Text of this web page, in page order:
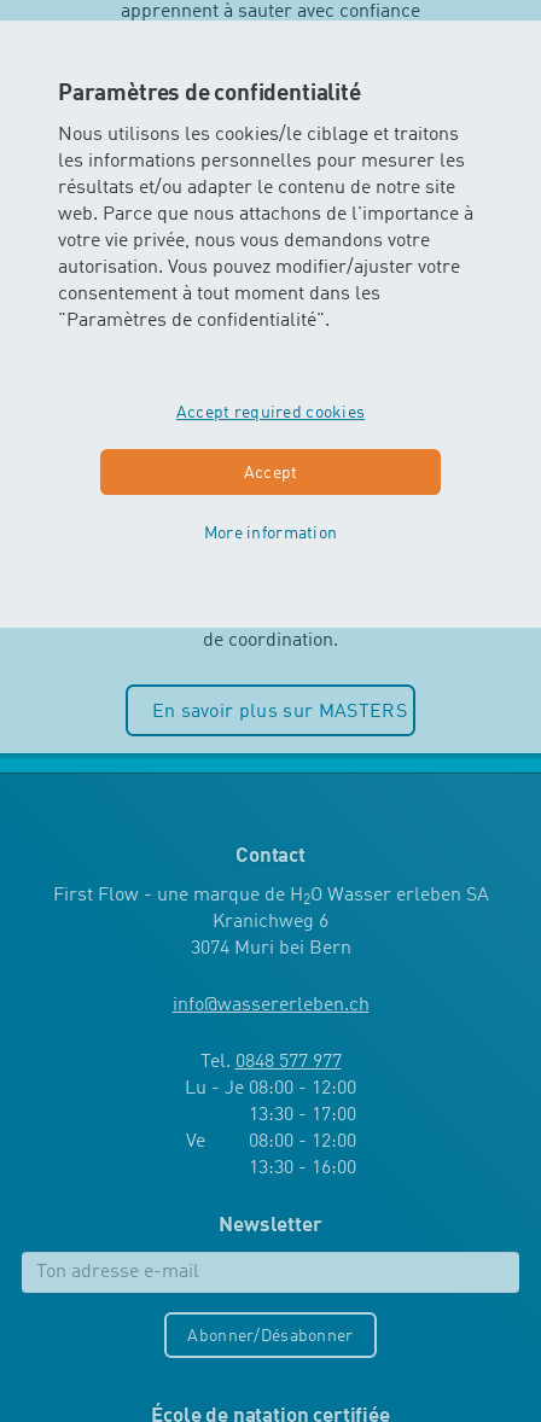
Paramètres de confidentialité
Nous utilisons les cookies/le ciblage et traitons
les informations personnelles pour mesurer les
résultats et/ou adapter le contenu de notre site
web. Parce que nous attachons de l'importance à
votre vie privée, nous vous demandons votre
autorisation. Vous pouvez modifier/ajuster votre
consentement à tout moment dans les
"Paramètres de confidentialité".
Accept required cookies
Accept
More information
apprennent à sauter avec confiance
techniques de natation…
En savoir plus sur MAXIS
MASTERS
Indépendance et plaisir de l’eau sont
de coordination.
En savoir plus sur MASTERS
Contact
First Flow - une marque de H2O Wasser erleben SA
Kranichweg 6
3074 Muri bei Bern
info@wassererleben.ch
Tel. 0848 577 977
Lu - Je 08:00 - 12:00
13:30 - 17:00
Ve 08:00 - 12:00
13:30 - 16:00
Newsletter
Abonner/Désabonner
École de natation certifiée